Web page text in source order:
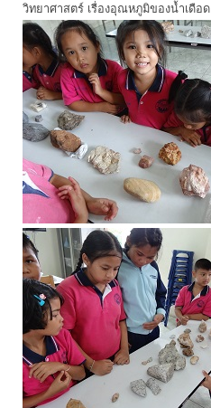
วิทยาศาสตร์ เรื่องอุณหภูมิของน้ำเดือด